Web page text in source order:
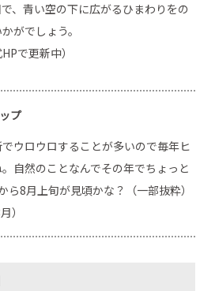
、青い空の下に広がるひまわりをの
がでしょう。
で更新中）
プ
ウロウロすることが多いので毎年ヒ
自然のことなんでその年でちょっと
ら8月上旬が見頃かな？（一部抜粋）
）